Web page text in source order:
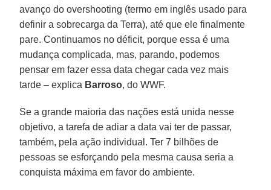
avanço do overshooting (termo em inglês usado para
definir a sobrecarga da Terra), até que ele finalmente
pare. Continuamos no déficit, porque essa é uma
mudança complicada, mas, parando, podemos
pensar em fazer essa data chegar cada vez mais
tarde – explica Barroso, do WWF.
Se a grande maioria das nações está unida nesse
objetivo, a tarefa de adiar a data vai ter de passar,
também, pela ação individual. Ter 7 bilhões de
pessoas se esforçando pela mesma causa seria a
conquista máxima em favor do ambiente.